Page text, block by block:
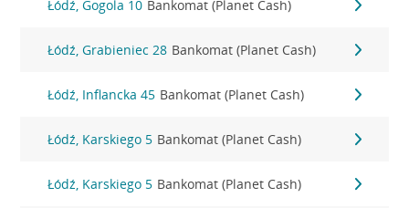
Łódź, Gogola 10 Bankomat (Planet Cash)
Łódź, Grabieniec 28 Bankomat (Planet Cash)
Łódź, Inflancka 45 Bankomat (Planet Cash)
Łódź, Karskiego 5 Bankomat (Planet Cash)
Łódź, Karskiego 5 Bankomat (Planet Cash)